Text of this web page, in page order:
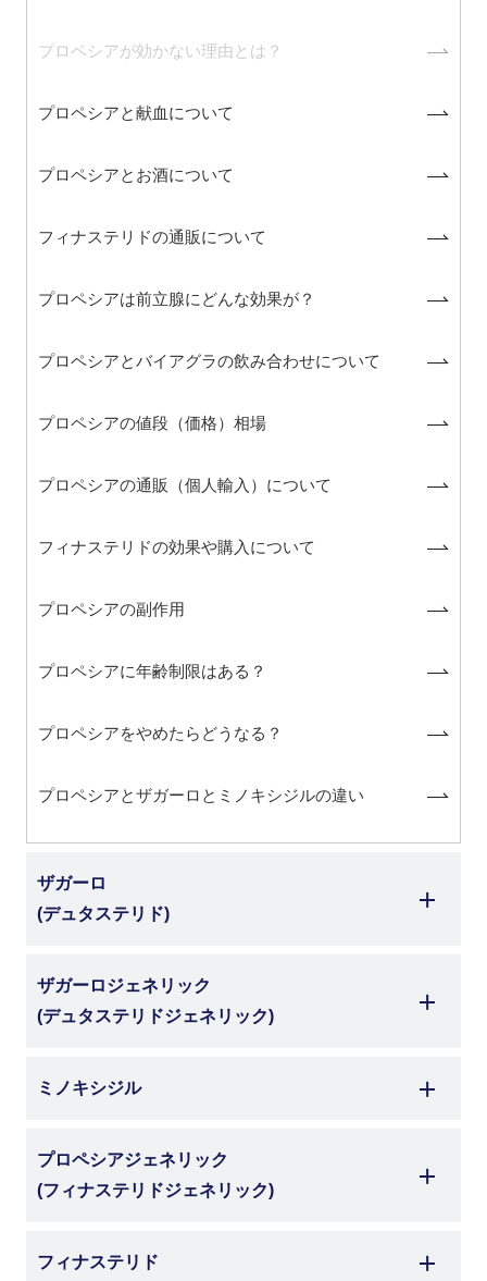
プロペシアが効かない理由とは？
プロペシアと献血について
プロペシアとお酒について
フィナステリドの通販について
プロペシアは前立腺にどんな効果が？
プロペシアとバイアグラの飲み合わせについて
プロペシアの値段（価格）相場
プロペシアの通販（個人輸入）について
フィナステリドの効果や購入について
プロペシアの副作用
プロペシアに年齢制限はある？
プロペシアをやめたらどうなる？
プロペシアとザガーロとミノキシジルの違い
ザガーロ
(デュタステリド)
ザガーロジェネリック
(デュタステリドジェネリック)
ミノキシジル
プロペシアジェネリック
(フィナステリドジェネリック)
フィナステリド